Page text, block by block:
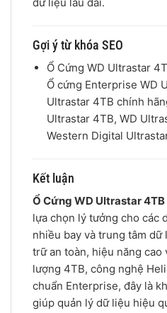
dữ liệu lâu dài.
Gợi ý từ khóa SEO
Ổ Cứng WD Ultrastar
Ổ cứng Enterprise WD
Ultrastar 4TB chính
Ultrastar 4TB, WD
Western Digital
Kết luận
Ổ Cứng WD Ultrastar
lựa chọn lý tưởng cho các
nhiều bay và trung tâm dữ
trữ an toàn, hiệu năng cao
lượng 4TB, công nghệ
chuẩn Enterprise, đây là
giúp quản lý dữ liệu hiệu